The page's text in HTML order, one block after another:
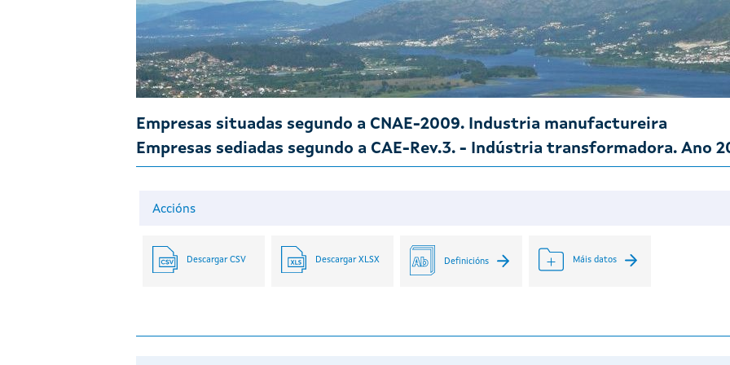
Empresas situadas segundo a CNAE-2009. Industria manufactureira
Empresas sediadas segundo a CAE-Rev.3. - Indústria transformadora. Ano
Accións
Descargar CSV Descargar XLSX Definicións Máis datos